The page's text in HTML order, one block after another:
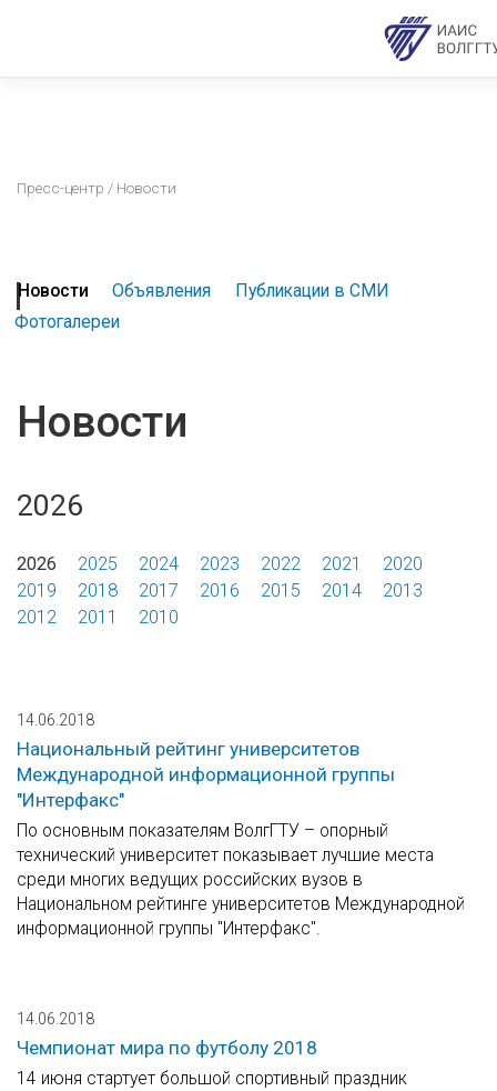
Пресс-центр / Новости
Новости Объявления
Публикации в СМИ
Фотогалереи
Новости
2026
2026 2025 2024 2023 2022 2021
2020
2019
2018 2017 2016 2015 2014
2013
2012
2011 2010
14.06.2018
Национальный рейтинг университетов
Международной информационной группы
"Интерфакс"
По основным показателям ВолгГТУ – опорный
технический университет показывает лучшие места
среди многих ведущих российских вузов в
Национальном рейтинге университетов Международной
информационной группы "Интерфакс".
14.06.2018
Чемпионат мира по футболу 2018
14 июня стартует большой спортивный праздник